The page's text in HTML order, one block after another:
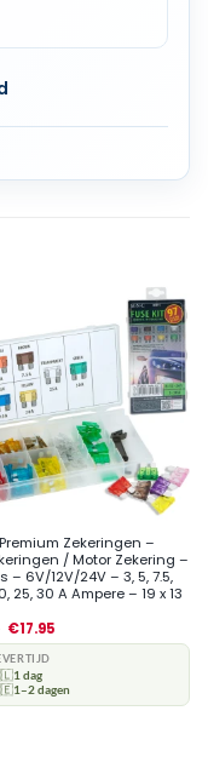
Zekeringen –
/ Motor Zekering –
– 6V/12V/24V – 3, 5, 7.5,
25, 30 A Ampere – 19 x 13
€17.95
1 dag
1–2 dagen